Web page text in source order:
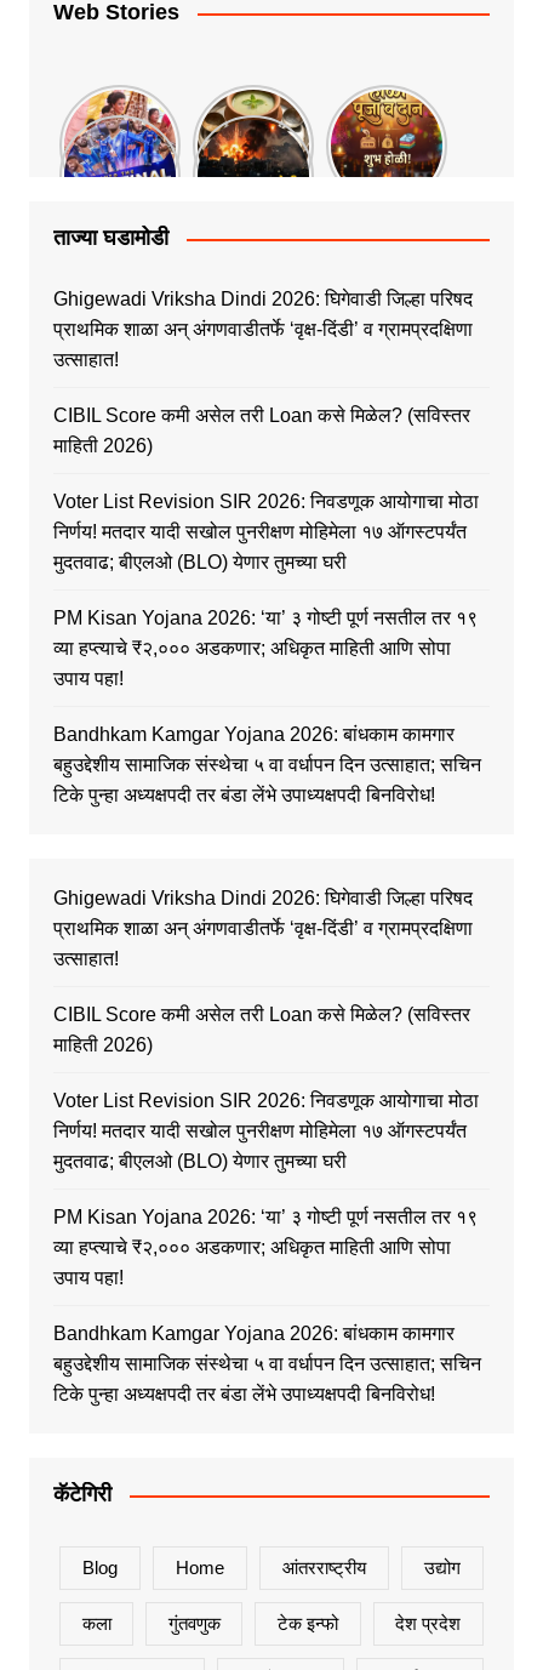
Web Stories
ताज्या घडामोडी
Ghigewadi Vriksha Dindi 2026: घिगेवाडी जिल्हा परिषद
प्राथमिक शाळा अन् अंगणवाडीतर्फे ‘वृक्ष-दिंडी’ व ग्रामप्रदक्षिणा
उत्साहात!
CIBIL Score कमी असेल तरी Loan कसे मिळेल? (सविस्तर
माहिती 2026)
Voter List Revision SIR 2026: निवडणूक आयोगाचा मोठा
निर्णय! मतदार यादी सखोल पुनरीक्षण मोहिमेला १७ ऑगस्टपर्यंत
मुदतवाढ; बीएलओ (BLO) येणार तुमच्या घरी
PM Kisan Yojana 2026: ‘या’ ३ गोष्टी पूर्ण नसतील तर १९
व्या हप्त्याचे ₹२,००० अडकणार; अधिकृत माहिती आणि सोपा
उपाय पहा!
Bandhkam Kamgar Yojana 2026: बांधकाम कामगार
बहुउद्देशीय सामाजिक संस्थेचा ५ वा वर्धापन दिन उत्साहात; सचिन
टिके पुन्हा अध्यक्षपदी तर बंडा लेंभे उपाध्यक्षपदी बिनविरोध!
Ghigewadi Vriksha Dindi 2026: घिगेवाडी जिल्हा परिषद
प्राथमिक शाळा अन् अंगणवाडीतर्फे ‘वृक्ष-दिंडी’ व ग्रामप्रदक्षिणा
उत्साहात!
CIBIL Score कमी असेल तरी Loan कसे मिळेल? (सविस्तर
माहिती 2026)
Voter List Revision SIR 2026: निवडणूक आयोगाचा मोठा
निर्णय! मतदार यादी सखोल पुनरीक्षण मोहिमेला १७ ऑगस्टपर्यंत
मुदतवाढ; बीएलओ (BLO) येणार तुमच्या घरी
PM Kisan Yojana 2026: ‘या’ ३ गोष्टी पूर्ण नसतील तर १९
व्या हप्त्याचे ₹२,००० अडकणार; अधिकृत माहिती आणि सोपा
उपाय पहा!
Bandhkam Kamgar Yojana 2026: बांधकाम कामगार
बहुउद्देशीय सामाजिक संस्थेचा ५ वा वर्धापन दिन उत्साहात; सचिन
टिके पुन्हा अध्यक्षपदी तर बंडा लेंभे उपाध्यक्षपदी बिनविरोध!
कॅटेगिरी
Blog Home आंतरराष्ट्रीय उद्योग
कला गुंतवणुक टेक इन्फो देश प्रदेश